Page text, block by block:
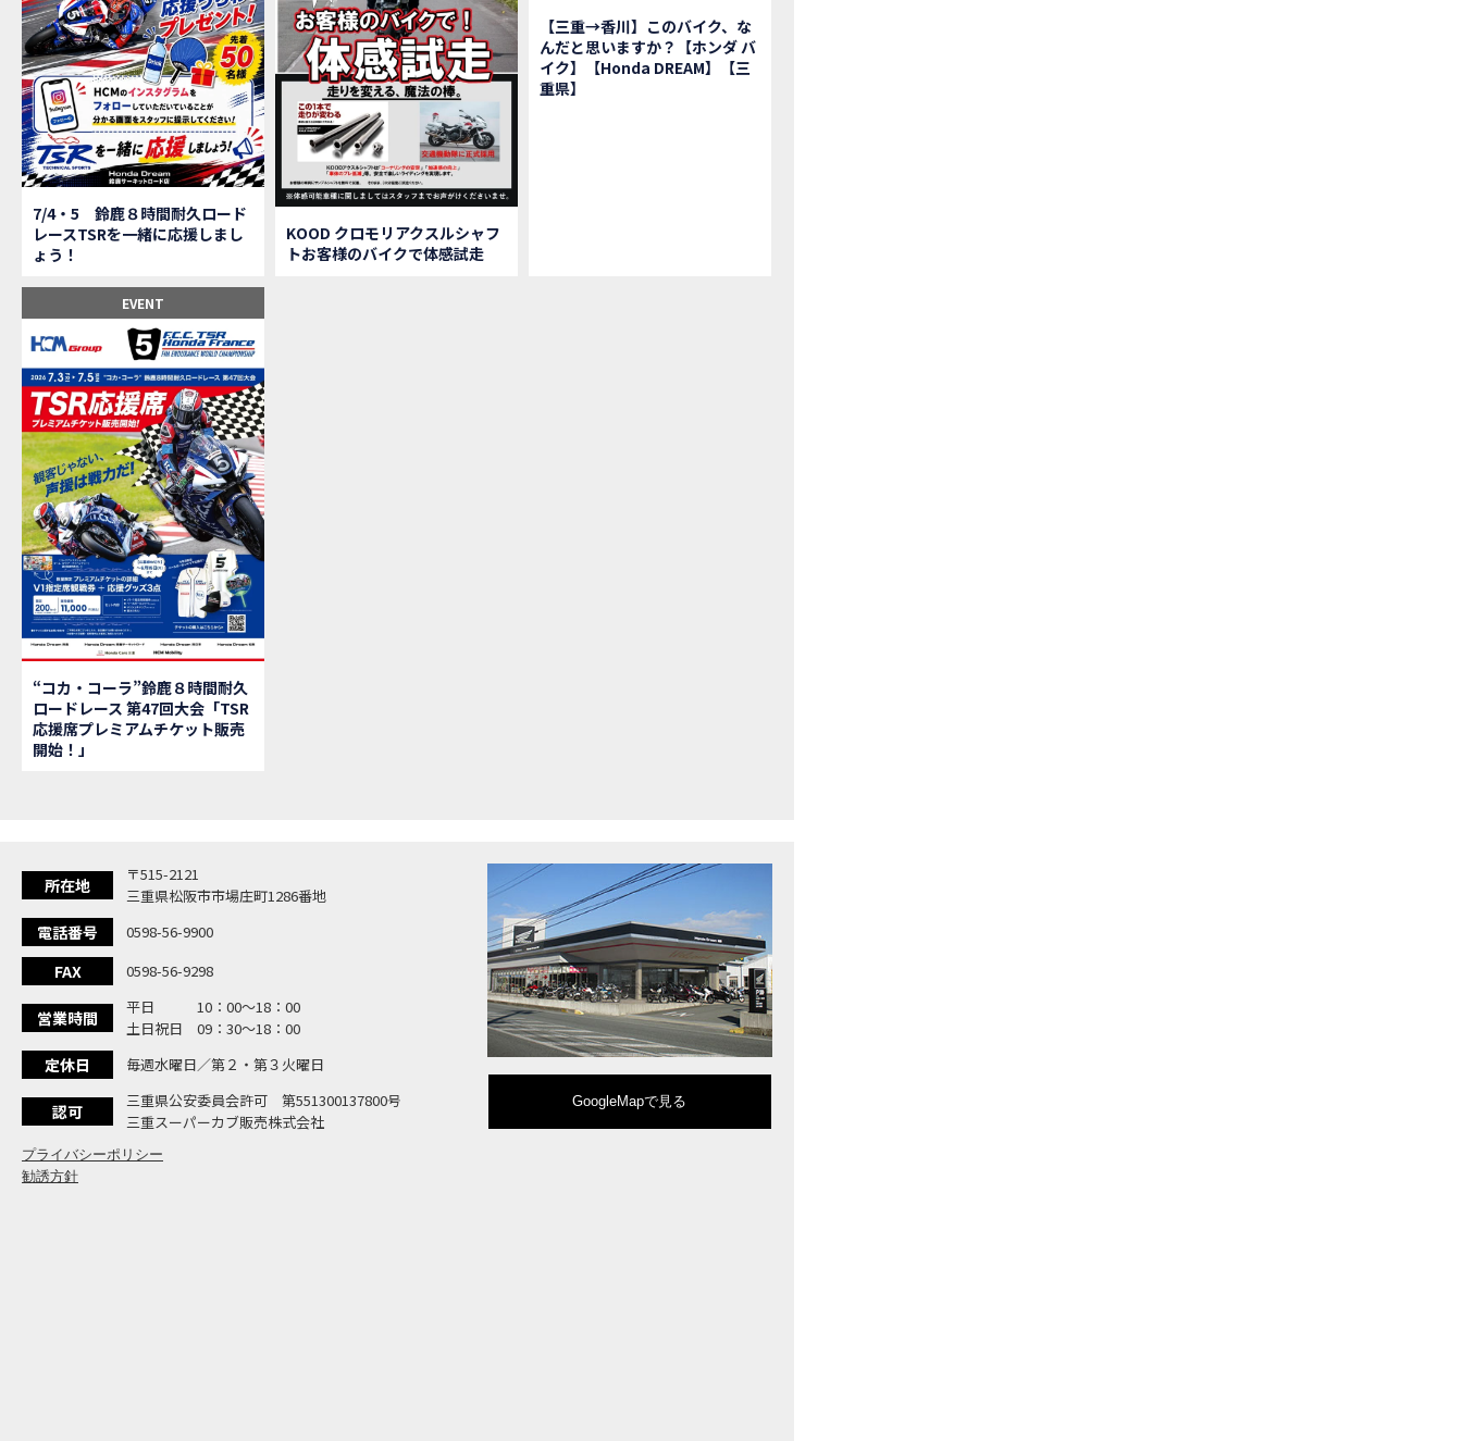
MOVIE 全員初対面！バイク女子6人がツーリング行ったらwww
MOVIE バイク女子6人でツーリング行った結果ww！後編
MOVIE 温泉1泊。いつもソロの女性ライダー、大人のマスツーリングへついていった【三重〜長野•茶臼山高原経由】Honda CL500
MOVIE 【梅本まどかさんコラボ】CIVIC TYPE R♪ スタッフオススメの鈴鹿ドライブへ！【前編】
MOVIE ＨＣＭ２＆４サーキットフェス2023 紹介動画②
MOVIE ＨＣＭ２＆４サーキットフェス2023 紹介動画①
MOVIE モトベはつこさんコラボ動画
MOVIE Honda Dream 四日市のご紹介
MOVIE Honda Dream 鈴鹿のご紹介
MOVIE
Honda Dream 松阪のご紹介
「CB1000R」のヘッドライト等の外観デザインやカラーリングの変更など熟成を図り発売！
「NC750X」大型スポーツモデル NC750X をフルモデルチェンジし発売！
「CB1300 SUPER FOUR」「CB1300 SUPER BOL D’OR」ならびに「CB1300 SUPER FOUR SP」「CB1300 SUPER BOL D’OR SP」に先進の電子制御デバイスを採用し発売！
大型クルーザーモデル「Rebel 1100」を新発売!!
よりスポーティーなイメージを強化『CBR650R』を発表!
Neo Sports Caféシリーズのミドルクラスモデル『CB650R』を発表！
フルモデルチェンジした 新型「PCX」「PCX160」「PCX e:HEV」を発表!
国内販売を予定するグローバルモデルがHondaバイクWebサイトで公開されました！
「CRF250L」「CRF250 RALLY」をフルモデルチェンジし発表！
7/4・5 鈴鹿８時間耐久ロード
レースTSRを一緒に応援しまし
ょう！
KOOD クロモリアクスルシャフ
トお客様のバイクで体感試走
【三重→香川】このバイク、な
んだと思いますか？【ホンダ バ
イク】【Honda DREAM】【三
重県】
EVENT
“コカ・コーラ”鈴鹿８時間耐久
ロードレース 第47回大会「TSR
応援席プレミアムチケット販売
開始！」
所在地
〒515-2121
三重県松阪市市場庄町1286番地
電話番号 0598-56-9900
FAX 0598-56-9298
営業時間
平日 10：00〜18：00
土日祝日 09：30〜18：00
定休日 毎週水曜日／第２・第３火曜日
認可
三重県公安委員会許可 第551300137800号
三重スーパーカブ販売株式会社
プライバシーポリシー
勧誘方針
GoogleMapで見る